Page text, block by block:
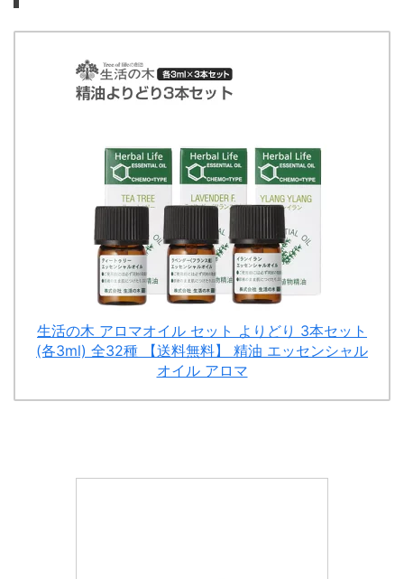
生活の木 アロマオイル セット よりどり 3本セット
(各3ml) 全32種 【送料無料】 精油 エッセンシャル
オイル アロマ